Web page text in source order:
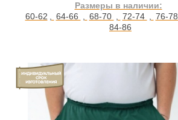
Размеры в наличии:
60-62 , 64-66 , 68-70 , 72-74 , 76-78
84-86